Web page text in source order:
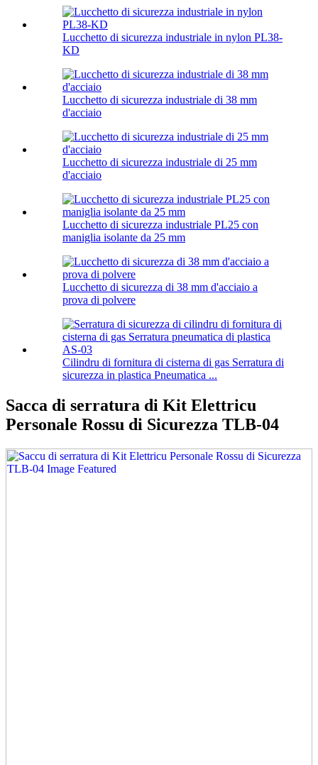
Lucchetto di sicurezza industriale in nylon PL38-
KD
Lucchetto di sicurezza industriale di 38 mm
d'acciaio
Lucchetto di sicurezza industriale di 25 mm
d'acciaio
Lucchetto di sicurezza industriale PL25 con
maniglia isolante da 25 mm
Lucchetto di sicurezza di 38 mm d'acciaio a
prova di polvere
Cilindru di fornitura di cisterna di gas Serratura di
sicurezza in plastica Pneumatica ...
Sacca di serratura di Kit Elettricu
Personale Rossu di Sicurezza TLB-04